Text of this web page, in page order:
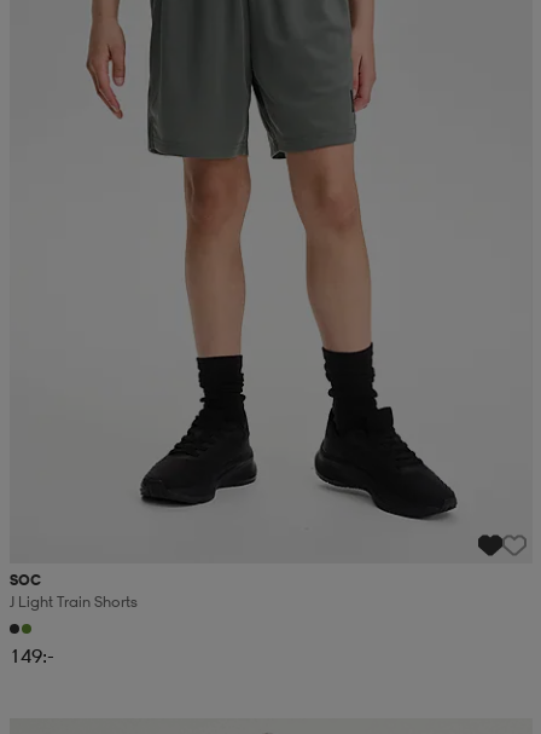
SOC
J Light Train Shorts
149:-